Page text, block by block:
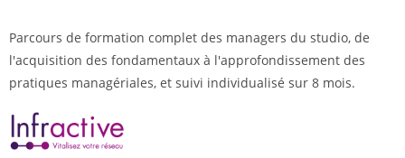
Parcours de formation complet des managers du studio, de
l'acquisition des fondamentaux à l'approfondissement des
pratiques managériales, et suivi individualisé sur 8 mois.